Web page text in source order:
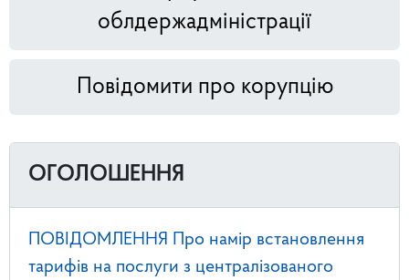
облдержадміністрації
Повідомити про корупцію
ОГОЛОШЕННЯ
ПОВІДОМЛЕННЯ Про намір встановлення
тарифів на послуги з централізованого